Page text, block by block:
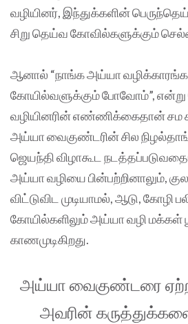
வழியினர், இந்துக்களின்
சிறு தெய்வ கோவில்களுக்கும்
ஆனால் “நாங்க அய்யா
கோயில்வளுக்கும் போவோம்”,
வழியினரின் எண்ணிக்கைதான் சம
அய்யா வைகுண்டரின் சில
ஜெயந்தி விழாகூட நடத்தப்படுவதைப்
அய்யா வழியை பின்பற்றினாலும்,
விட்டுவிட முடியாமல், ஆடு, கோழி
கோயில்களிலும் அய்யா வழி
காணமுடிகிறது.
அய்யா வைகுண்டரை
அவரின்